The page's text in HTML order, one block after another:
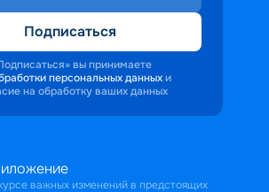
Подписаться
вы принимаете
персональных данных и
на обработку ваших данных
важных изменений в предстоящих